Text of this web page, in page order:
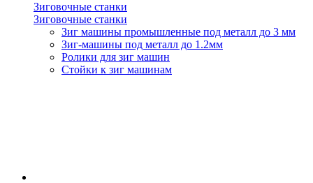
Зиговочные станки
Зиговочные станки
Зиг машины промышленные под металл до 3 мм
Зиг-машины под металл до 1.2мм
Ролики для зиг машин
Стойки к зиг машинам